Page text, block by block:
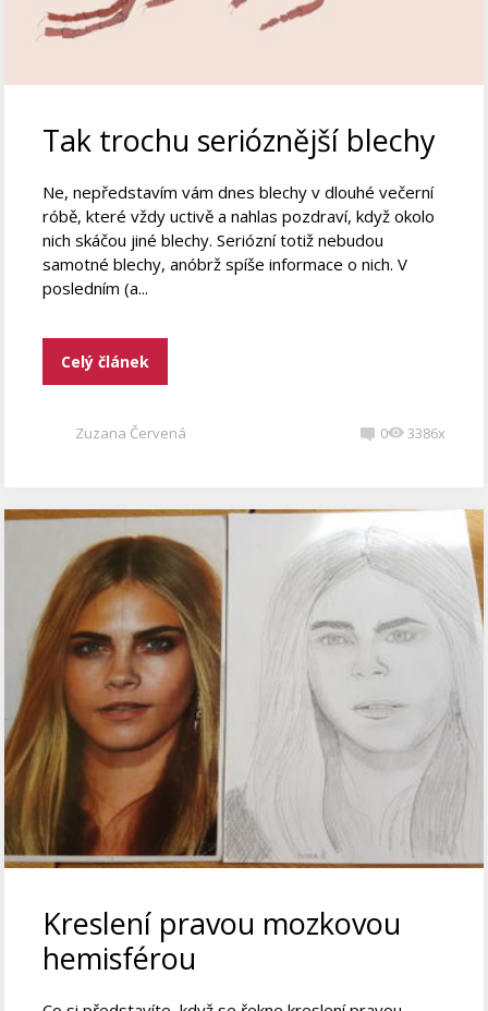
Tak trochu serióznější blechy
Ne, nepředstavím vám dnes blechy v dlouhé večerní
róbě, které vždy uctivě a nahlas pozdraví, když okolo
nich skáčou jiné blechy. Seriózní totiž nebudou
samotné blechy, anóbrž spíše informace o nich. V
posledním (a...
Celý článek
Zuzana Červená 0 3386x
Kreslení pravou mozkovou
hemisférou